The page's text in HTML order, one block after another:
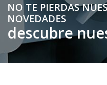
NO TE PIERDAS
NOVEDADES
descubre